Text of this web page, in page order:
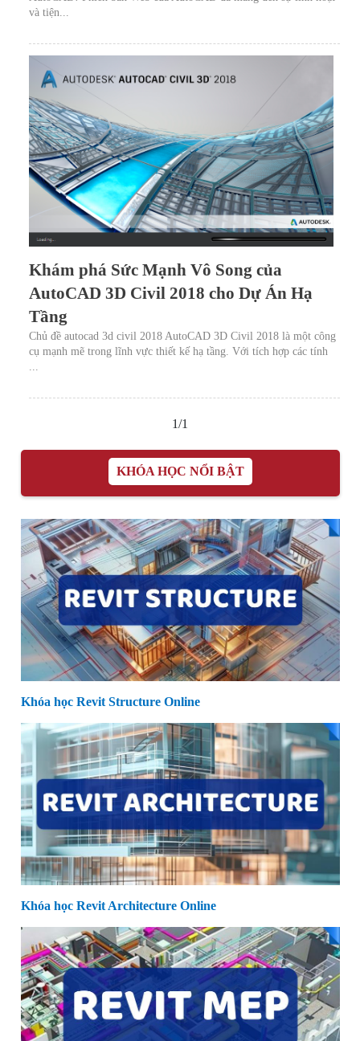
và tiện...
Khám phá Sức Mạnh Vô Song của
AutoCAD 3D Civil 2018 cho Dự Án Hạ
Tầng
Chủ đề autocad 3d civil 2018 AutoCAD 3D Civil 2018 là một công
cụ mạnh mẽ trong lĩnh vực thiết kế hạ tầng. Với tích hợp các tính
...
1/1
KHÓA HỌC NỔI BẬT
Khóa học Revit Structure Online
Khóa học Revit Architecture Online